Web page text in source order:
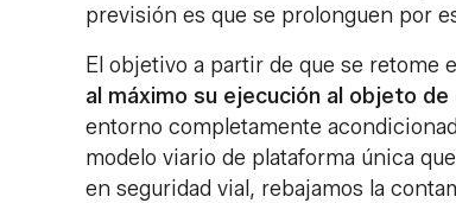
previsión es que se prolonguen por
El objetivo a partir de que se retome
al máximo su ejecución al objeto
entorno completamente
modelo viario de plataforma única
en seguridad vial, rebajamos la